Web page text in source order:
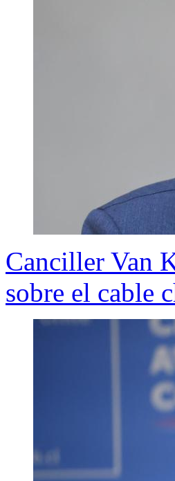
Canciller Van
sobre el cable